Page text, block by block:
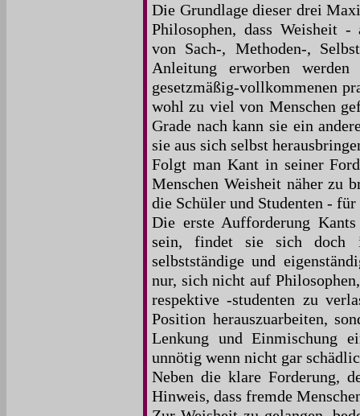
Die Grundlage dieser drei
Philosophen, dass Weisheit -
von Sach-, Methoden-,
Anleitung erworben
gesetzmäßig-vollkommenen
wohl zu viel von Menschen
Grade nach kann sie ein
sie aus sich selbst
Folgt man Kant in seiner
Menschen Weisheit näher zu
die Schüler und Studenten -
Die erste Aufforderung
sein, findet sie sich doch
selbstständige und
nur, sich nicht auf
respektive -studenten zu
Position herauszuarbeiten,
Lenkung und Einmischung
unnötig wenn nicht gar
Neben die klare Forderung,
Hinweis, dass fremde